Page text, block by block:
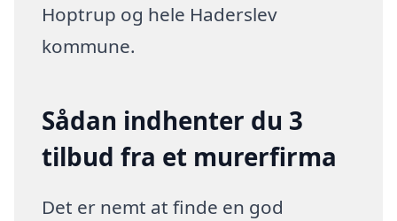
Hoptrup og hele Haderslev
kommune.
Sådan indhenter du 3
tilbud fra et murerfirma
Det er nemt at finde en god